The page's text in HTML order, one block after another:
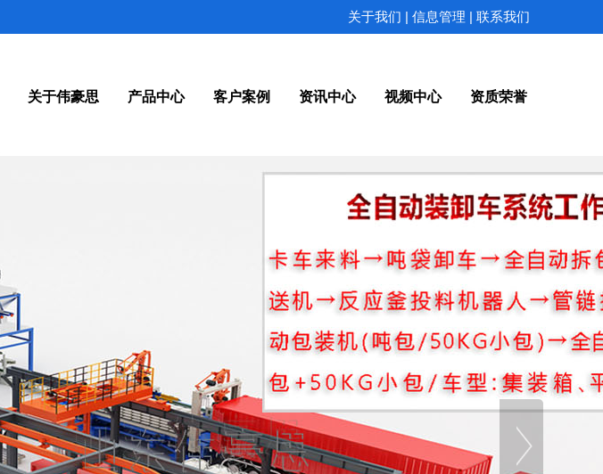
关于我们 | 信息管理 | 联系我们
关于伟豪思 产品中心 客户案例 资讯中心 视频中心 资质荣誉